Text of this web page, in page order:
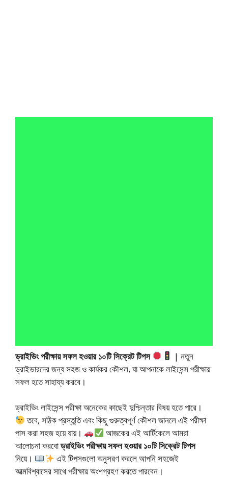
ড্রাইভিং পরীক্ষায় সফল হওয়ার ১০টি সিক্রেট টিপস
| নতুন
ড্রাইভারদের জন্য সহজ ও কার্যকর কৌশল, যা আপনাকে লাইসেন্স পরীক্ষায়
সফল হতে সাহায্য করবে।
ড্রাইভিং লাইসেন্স পরীক্ষা অনেকের কাছেই দুশ্চিন্তার বিষয় হতে পারে।
তবে, সঠিক প্রস্তুতি এবং কিছু গুরুত্বপূর্ণ কৌশল জানলে এই পরীক্ষা
পাস করা সহজ হয়ে যায়।
আজকের এই আর্টিকেলে আমরা
আলোচনা করবোড্রাইভিং পরীক্ষায় সফল হওয়ার ১০টি সিক্রেট টিপস
নিয়ে।
এই টিপসগুলো অনুসরণ করলে আপনি সহজেই
আত্মবিশ্বাসের সাথে পরীক্ষায় অংশগ্রহণ করতে পারবেন।